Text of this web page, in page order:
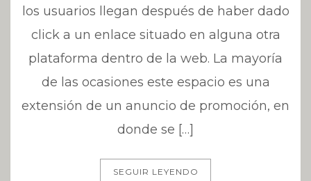
los usuarios llegan después de haber dado
click a un enlace situado en alguna otra
plataforma dentro de la web. La mayoría
de las ocasiones este espacio es una
extensión de un anuncio de promoción, en
donde se […]
SEGUIR LEYENDO